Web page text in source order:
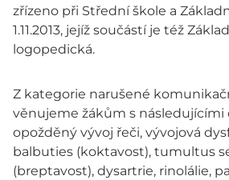
zřízeno při Střední škole a
1.11.2013, jejíž součástí je též
logopedická.
Z kategorie narušené
věnujeme žákům s následujícími
opožděný vývoj řeči, vývojová
balbuties (koktavost), tumultus
(breptavost), dysartrie, rinolálie,